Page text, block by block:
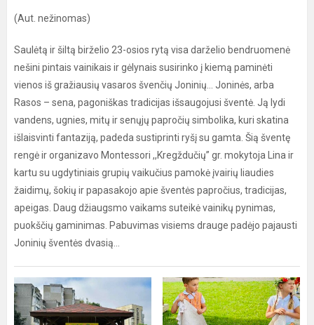
(Aut. nežinomas)
Saulėtą ir šiltą birželio 23-osios rytą visa darželio bendruomenė
nešini pintais vainikais ir gėlynais susirinko į kiemą paminėti
vienos iš gražiausių vasaros švenčių Joninių… Joninės, arba
Rasos – sena, pagoniškas tradicijas išsaugojusi šventė. Ją lydi
vandens, ugnies, mitų ir senųjų papročių simbolika, kuri skatina
išlaisvinti fantaziją, padeda sustiprinti ryšį su gamta. Šią šventę
rengė ir organizavo Montessori ,,Kregždučių” gr. mokytoja Lina ir
kartu su ugdytiniais grupių vaikučius pamokė įvairių liaudies
žaidimų, šokių ir papasakojo apie šventės papročius, tradicijas,
apeigas. Daug džiaugsmo vaikams suteikė vainikų pynimas,
puokščių gaminimas. Pabuvimas visiems drauge padėjo pajausti
Joninių šventės dvasią…